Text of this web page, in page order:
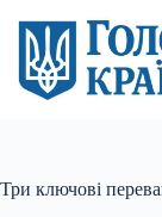
вмісту
Три ключові